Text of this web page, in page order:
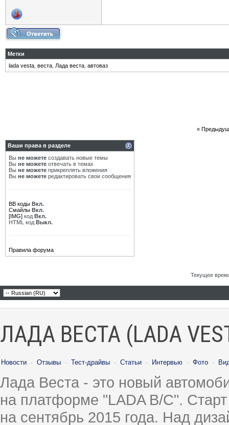
Метки
lada vesta веста Лада веста автоваз
«
Ваши права в разделе
Вы не можете создавать новые темы
Вы не можете отвечать в темах
Вы не можете прикреплять вложения
Вы не можете редактировать свои сообщения
BB коды Вкл.
Смайлы Вкл.
[IMG] код Вкл.
HTML код Выкл.
Правила форума
Текущее
ЛАДА ВЕСТА (LADA
Новости · Отзывы · Тест-драйвы · Статьи · Интервью · Фото ·
Лада Веста - это новый
на платформе "LADA B/C".
на сентябрь 2015 года. Над